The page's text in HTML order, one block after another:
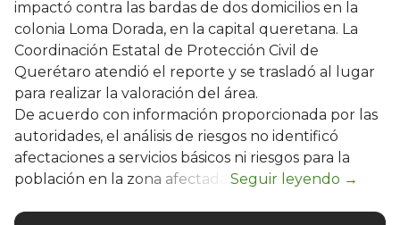
impactó contra las bardas de dos domicilios en la
colonia Loma Dorada, en la capital queretana. La
Coordinación Estatal de Protección Civil de
Querétaro atendió el reporte y se trasladó al lugar
para realizar la valoración del área.
De acuerdo con información proporcionada por las
autoridades, el análisis de riesgos no identificó
afectaciones a servicios básicos ni riesgos para la
población en la zona afectada.